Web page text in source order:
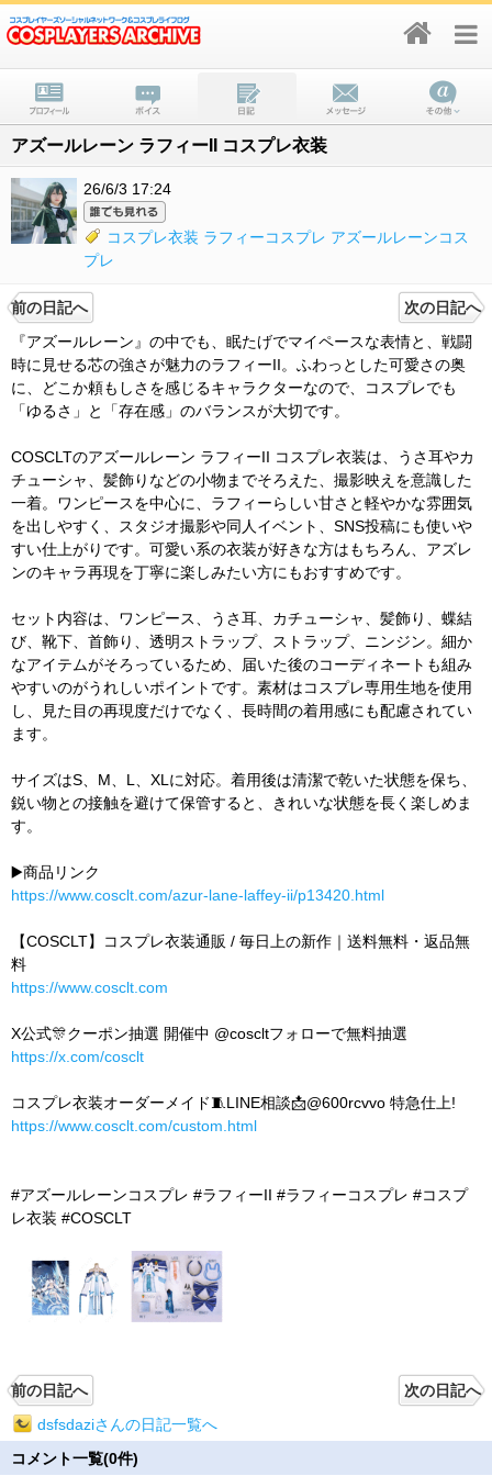
アズールレーン ラフィーII コスプレ衣装
26/6/3 17:24
コスプレ衣装 ラフィーコスプレ アズールレーンコス
プレ
前の日記へ
次の日記へ
『アズールレーン』の中でも、眠たげでマイペースな表情と、戦闘
時に見せる芯の強さが魅力のラフィーII。ふわっとした可愛さの奥
に、どこか頼もしさを感じるキャラクターなので、コスプレでも
「ゆるさ」と「存在感」のバランスが大切です。
COSCLTのアズールレーン ラフィーII コスプレ衣装は、うさ耳やカ
チューシャ、髪飾りなどの小物までそろえた、撮影映えを意識した
一着。ワンピースを中心に、ラフィーらしい甘さと軽やかな雰囲気
を出しやすく、スタジオ撮影や同人イベント、SNS投稿にも使いや
すい仕上がりです。可愛い系の衣装が好きな方はもちろん、アズレ
ンのキャラ再現を丁寧に楽しみたい方にもおすすめです。
セット内容は、ワンピース、うさ耳、カチューシャ、髪飾り、蝶結
び、靴下、首飾り、透明ストラップ、ストラップ、ニンジン。細か
なアイテムがそろっているため、届いた後のコーディネートも組み
やすいのがうれしいポイントです。素材はコスプレ専用生地を使用
し、見た目の再現度だけでなく、長時間の着用感にも配慮されてい
ます。
サイズはS、M、L、XLに対応。着用後は清潔で乾いた状態を保ち、
鋭い物との接触を避けて保管すると、きれいな状態を長く楽しめま
す。
▶️商品リンク
https://www.cosclt.com/azur-lane-laffey-ii/p13420.html
【COSCLT】コスプレ衣装通販 / 毎日上の新作｜送料無料・返品無
料
https://www.cosclt.com
X公式🎊クーポン抽選 開催中 @coscltフォローで無料抽選
https://x.com/cosclt
コスプレ衣装オーダーメイド🧵LINE相談📩@600rcvvo 特急仕上!
https://www.cosclt.com/custom.html
#アズールレーンコスプレ #ラフィーII #ラフィーコスプレ #コスプ
レ衣装 #COSCLT
前の日記へ
次の日記へ
dsfsdaziさんの日記一覧へ
コメント一覧(0件)